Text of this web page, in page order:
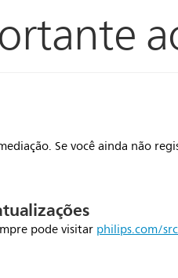
Se você ainda não
pode visitarphilips.com/